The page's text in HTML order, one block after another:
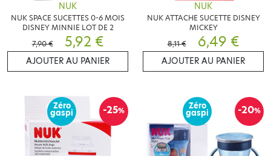
NUK
NUK SPACE SUCETTES 0-6 MOIS
DISNEY MINNIE LOT DE 2
7,90 €
5,92 €
AJOUTER AU PANIER
NUK
NUK ATTACHE SUCETTE DISNEY
MICKEY
8,11 €
6,49 €
AJOUTER AU PANIER
-25%
Zéro
gaspi -20%
Zéro
gaspi